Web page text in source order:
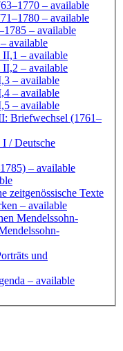
– available
– available
– available
– available
II,1 – available
II,2 – available
– available
– available
– available
Briefwechsel (1761–
/ Deutsche
– available
zeitgenössische Texte
– available
Mendelssohn-
und
– available